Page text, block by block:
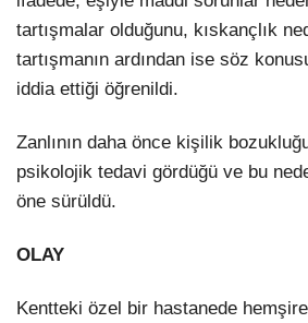
tartışmalar olduğunu, kıskançlık
tartışmanın ardından ise söz
iddia ettiği öğrenildi.
Zanlının daha önce kişilik
psikolojik tedavi gördüğü ve bu
öne sürüldü.
OLAY
Kentteki özel bir hastanede